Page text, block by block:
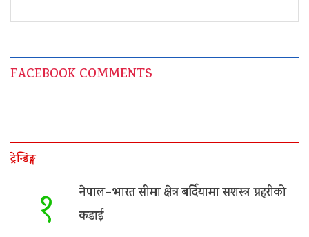
FACEBOOK COMMENTS
ट्रेन्डिङ्ग
१ नेपाल–भारत सीमा क्षेत्र बर्दियामा सशस्त्र प्रहरीको
कडाई